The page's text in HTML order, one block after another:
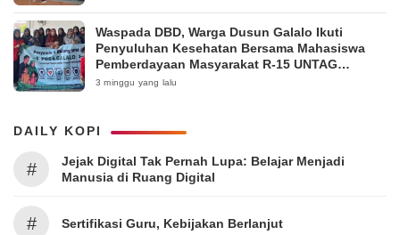
Waspada DBD, Warga Dusun Galalo Ikuti
Penyuluhan Kesehatan Bersama Mahasiswa
Pemberdayaan Masyarakat R-15 UNTAG
Surabaya 2026
3 minggu yang lalu
DAILY KOPI
#
Jejak Digital Tak Pernah Lupa: Belajar Menjadi
Manusia di Ruang Digital
# Sertifikasi Guru, Kebijakan Berlanjut